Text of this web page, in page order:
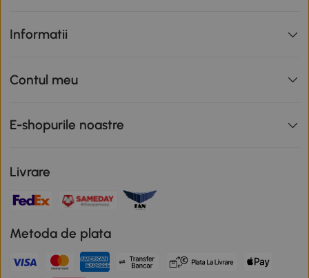
Informatii
Contul meu
E-shopurile noastre
Livrare
Metoda de plata